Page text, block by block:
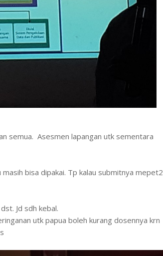
semua. Asesmen lapangan utk sementara
bisa dipakai. Tp kalau submitnya mepet2
Jd sdh kebal.
utk papua boleh kurang dosennya krn